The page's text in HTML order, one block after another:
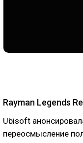
Rayman Legends
Ubisoft
переосмысление